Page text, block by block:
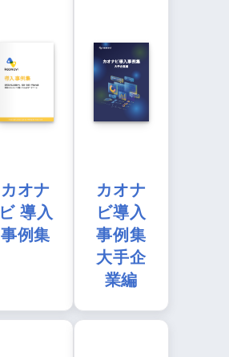
カオナ
ビ 導入
事例集
カオナ
ビ導入
事例集
大手企
業編